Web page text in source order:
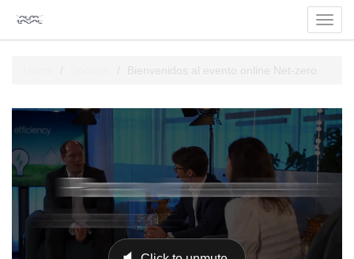
Bienvenidos al evento online Net-zero